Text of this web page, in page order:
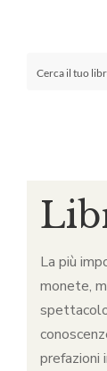
La più
monete,
prefazioni